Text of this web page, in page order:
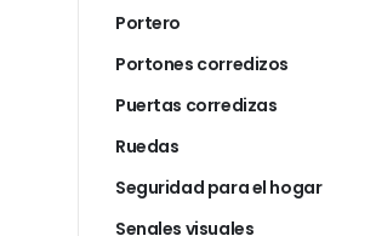
Portero
Portones corredizos
Puertas corredizas
Ruedas
Seguridad para el hogar
Senales visuales